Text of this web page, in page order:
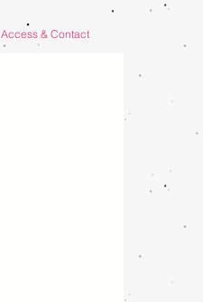
Access & Contact